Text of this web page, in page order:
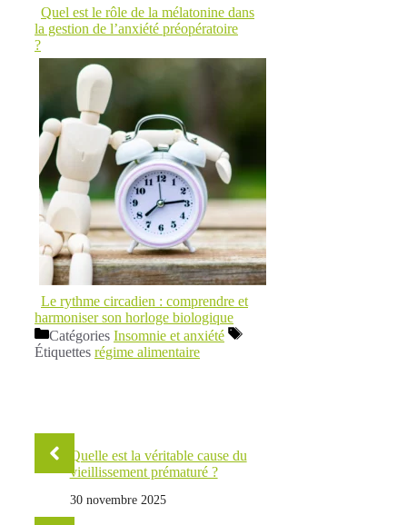
Quel est le rôle de la mélatonine dans
la gestion de l’anxiété préopératoire
?
Le rythme circadien : comprendre et
harmoniser son horloge biologique
Catégories Insomnie et anxiété
Étiquettes régime alimentaire
Quelle est la véritable cause du
vieillissement prématuré ?
30 novembre 2025